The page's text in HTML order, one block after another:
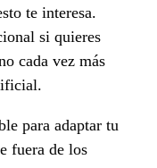
te interesa.
si quieres
cada vez más
para adaptar tu
fuera de los